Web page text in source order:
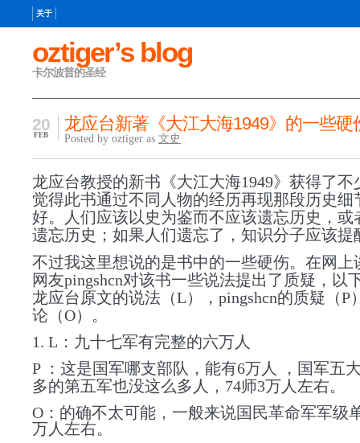
oztiger’s blog
卡尔波普的圣经
关于
龙应台新著《大江大海1949》的一些硬
20
FEB Posted by oztiger as 文史
龙应台教授的新书《大江大海1949》获得了不
觉得此书通过不同人物的经历再现那段历史细
好。人们应该以史为鉴而不应该遗忘历史，或
遗忘历史；如果人们遗忘了，知识分子应该提
不过我这里想说的是书中的一些硬伤。在网上
网友pingshcn对该书一些说法提出了质疑，以
龙应台原文的说法（L），pingshcn的质疑（P
论（O）。
1. L：九十七军有完整的六万人
P ：这是国军哪支部队，能有6万人 ，国军五
多的第五军也没这么多人，74师3万人左右。
O：的确不太可能，一般来说国民革命军军级
万人左右。